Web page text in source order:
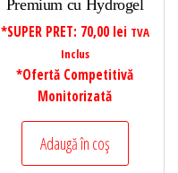
Premium cu Hydrogel
*SUPER PRET: 70,00 lei TVA
Inclus
*Ofertă Competitivă
Monitorizată
Adaugă în coș